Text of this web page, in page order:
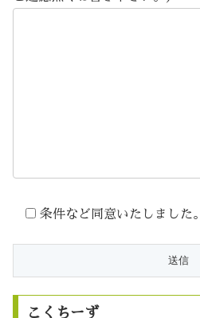
条件など同意いたしました。
こくちーず